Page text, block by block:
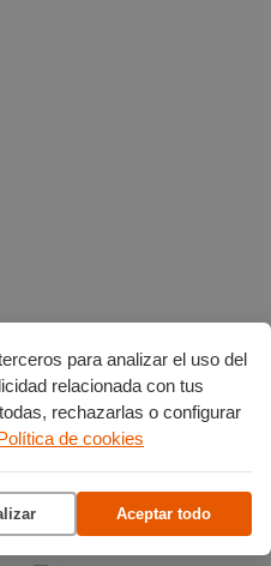
para analizar el uso del
relacionada con tus
rechazarlas o configurar
de cookies
Aceptar todo
Burgos
Ciclo de conciertos en el